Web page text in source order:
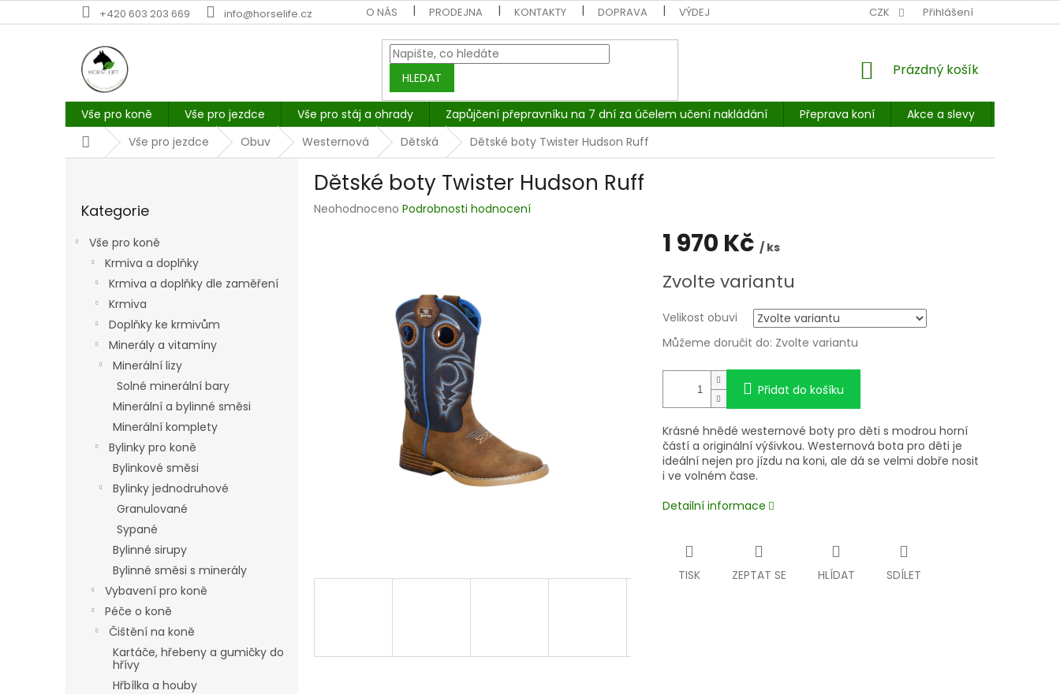
na
+420 603 203 669 info@horselife.cz O NÁS PRODEJNA KONTAKTY DOPRAVA VÝDEJNÍ MÍSTO: BALÍKOVNA, PPL, GLS, SUPERVÝDEJNY, UPS
CZK Přihlášení
HLEDAT
NÁKUPNÍ
Prázdný košík
Vše pro koně Vše pro jezdce Vše pro stáj a ohrady Zapůjčení přepravníku na 7 dní za účelem učení nakládání Přeprava koní Akce a slevy
DomůVše pro jezdce Obuv Westernová Dětská Dětské boty Twister Hudson Ruff
kategorie
Kategorie
Vše pro koně
Krmiva a doplňky
Krmiva a doplňky dle zaměření
Krmiva
Doplňky ke krmivům
Minerály a vitamíny
Minerální lizy
Solné minerální bary
Minerální a bylinné směsi
Minerální komplety
Bylinky pro koně
Bylinkové směsi
Bylinky jednodruhové
Granulované
Sypané
Bylinné sirupy
Bylinné směsi s minerály
Vybavení pro koně
Péče o koně
Čištění na koně
Kartáče, hřebeny a gumičky do
hřívy
Hřbílka a houby
Dětské boty Twister Hudson Ruff
Průměrné
Neohodnoceno Podrobnosti hodnocení
1 970 Kč / ks
cena:
Zvolte variantu
Velikost obuvi
Můžeme doručit do: Zvolte variantu
Přidat do košíku
Krásné hnědé westernové boty pro děti s modrou horní
částí a originální výšivkou. Westernová bota pro děti je
ideální nejen pro jízdu na koni, ale dá se velmi dobře nosit
i ve volném čase.
Detailní informace
TISK ZEPTAT SE HLÍDAT SDÍLET